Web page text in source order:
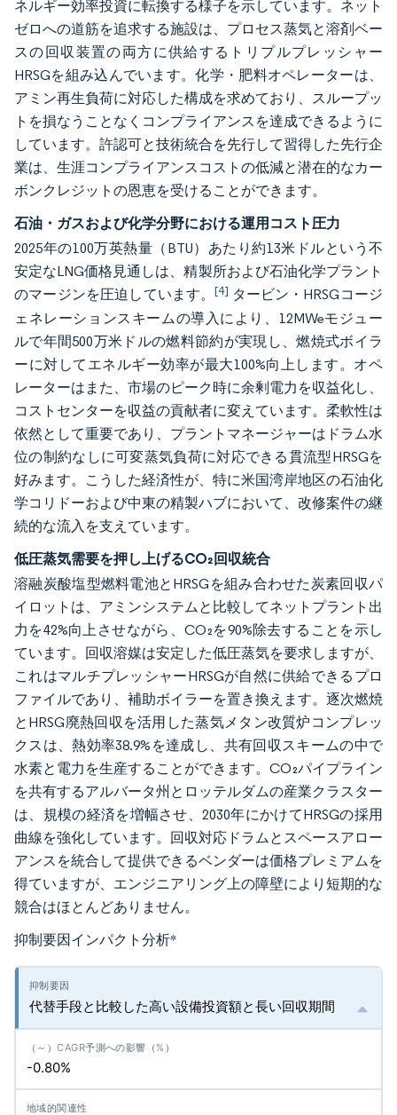
ネルギー効率投資に転換する様子を示しています。ネット
ゼロへの道筋を追求する施設は、プロセス蒸気と溶剤ベー
スの回収装置の両方に供給するトリプルプレッシャー
HRSGを組み込んでいます。化学・肥料オペレーターは、
アミン再生負荷に対応した構成を求めており、スループッ
トを損なうことなくコンプライアンスを達成できるように
しています。許認可と技術統合を先行して習得した先行企
業は、生涯コンプライアンスコストの低減と潜在的なカー
ボンクレジットの恩恵を受けることができます。
石油・ガスおよび化学分野における運用コスト圧力
2025年の100万英熱量（BTU）あたり約13米ドルという不
安定なLNG価格見通しは、精製所および石油化学プラント
のマージンを圧迫しています。[4] タービン・HRSGコージ
ェネレーションスキームの導入により、12MWeモジュー
ルで年間500万米ドルの燃料節約が実現し、燃焼式ボイラ
ーに対してエネルギー効率が最大100%向上します。オペ
レーターはまた、市場のピーク時に余剰電力を収益化し、
コストセンターを収益の貢献者に変えています。柔軟性は
依然として重要であり、プラントマネージャーはドラム水
位の制約なしに可変蒸気負荷に対応できる貫流型HRSGを
好みます。こうした経済性が、特に米国湾岸地区の石油化
学コリドーおよび中東の精製ハブにおいて、改修案件の継
続的な流入を支えています。
低圧蒸気需要を押し上げるCO₂回収統合
溶融炭酸塩型燃料電池とHRSGを組み合わせた炭素回収パ
イロットは、アミンシステムと比較してネットプラント出
力を42%向上させながら、CO₂を90%除去することを示し
ています。回収溶媒は安定した低圧蒸気を要求しますが、
これはマルチプレッシャーHRSGが自然に供給できるプロ
ファイルであり、補助ボイラーを置き換えます。逐次燃焼
とHRSG廃熱回収を活用した蒸気メタン改質炉コンプレッ
クスは、熱効率38.9%を達成し、共有回収スキームの中で
水素と電力を生産することができます。CO₂パイプライン
を共有するアルバータ州とロッテルダムの産業クラスター
は、規模の経済を増幅させ、2030年にかけてHRSGの採用
曲線を強化しています。回収対応ドラムとスペースアロー
アンスを統合して提供できるベンダーは価格プレミアムを
得ていますが、エンジニアリング上の障壁により短期的な
競合はほとんどありません。
抑制要因インパクト分析*
代替手段と比較した高い設備投資額と長い回収期間
-0.80%